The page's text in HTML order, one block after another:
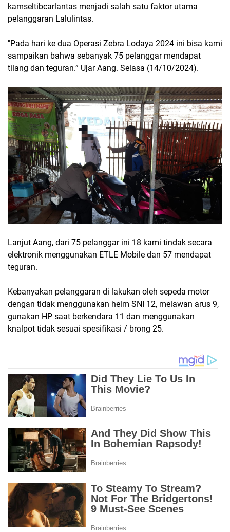
kamseltibcarlantas menjadi salah satu faktor utama
pelanggaran Lalulintas.
"Pada hari ke dua Operasi Zebra Lodaya 2024 ini bisa kami
sampaikan bahwa sebanyak 75 pelanggar mendapat
tilang dan teguran.” Ujar Aang. Selasa (14/10/2024).
Lanjut Aang, dari 75 pelanggar ini 18 kami tindak secara
elektronik menggunakan ETLE Mobile dan 57 mendapat
teguran.
Kebanyakan pelanggaran di lakukan oleh sepeda motor
dengan tidak menggunakan helm SNI 12, melawan arus 9,
gunakan HP saat berkendara 11 dan menggunakan
knalpot tidak sesuai spesifikasi / brong 25.